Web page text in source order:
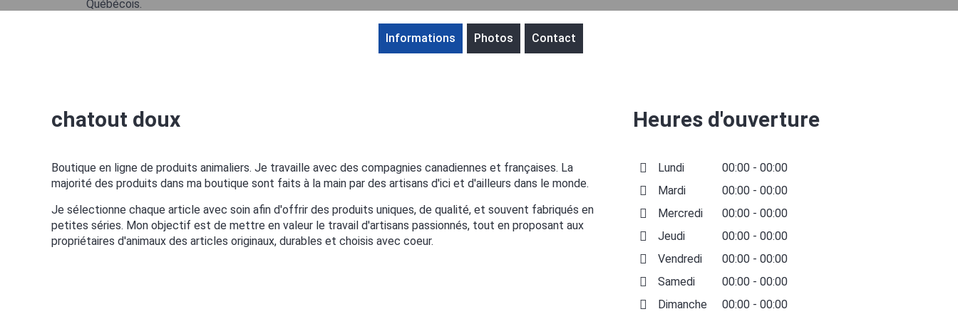
Informations Photos Contact
chatout doux
Boutique en ligne de produits animaliers. Je travaille avec des compagnies canadiennes et françaises. La
majorité des produits dans ma boutique sont faits à la main par des artisans d'ici et d'ailleurs dans le monde.
Je sélectionne chaque article avec soin afin d'offrir des produits uniques, de qualité, et souvent fabriqués en
petites séries. Mon objectif est de mettre en valeur le travail d'artisans passionnés, tout en proposant aux
propriétaires d'animaux des articles originaux, durables et choisis avec coeur.
Heures d'ouverture
Lundi
00:00 - 00:00
Mardi
00:00 - 00:00
Mercredi
00:00 - 00:00
Jeudi
00:00 - 00:00
Vendredi
00:00 - 00:00
Samedi
00:00 - 00:00
Dimanche
00:00 - 00:00